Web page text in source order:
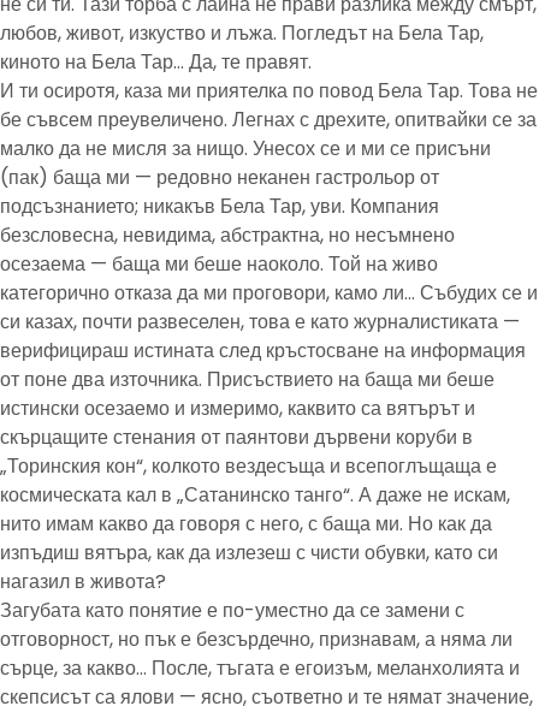
любов, живот, изкуство и лъжа. Погледът на Бела Тар,
киното на Бела Тар… Да, те правят.
И ти осиротя, каза ми приятелка по повод Бела Тар. Това не
бе съвсем преувеличено. Легнах с дрехите, опитвайки се за
малко да не мисля за нищо. Унесох се и ми се присъни
(пак) баща ми — редовно неканен гастрольор от
подсъзнанието; никакъв Бела Тар, уви. Компания
безсловесна, невидима, абстрактна, но несъмнено
осезаема — баща ми беше наоколо. Той на живо
категорично отказа да ми проговори, камо ли… Събудих се и
си казах, почти развеселен, това е като журналистиката —
верифицираш истината след кръстосване на информация
от поне два източника. Присъствието на баща ми беше
истински осезаемо и измеримо, каквито са вятърът и
скърцащите стенания от паянтови дървени коруби в
„Торинския кон“, колкото вездесъща и всепоглъщаща е
космическата кал в „Сатанинско танго“. А даже не искам,
нито имам какво да говоря с него, с баща ми. Но как да
изпъдиш вятъра, как да излезеш с чисти обувки, като си
нагазил в живота?
Загубата като понятие е по-уместно да се замени с
отговорност, но пък е безсърдечно, признавам, а няма ли
сърце, за какво… После, тъгата е егоизъм, меланхолията и
скепсисът са ялови — ясно, съответно и те нямат значение,